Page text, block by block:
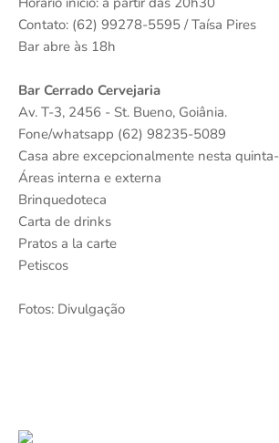
Contato: (62) 99278-5595 / Taísa Pires
Bar abre às 18h
Bar Cerrado Cervejaria
Av. T-3, 2456 - St. Bueno, Goiânia.
Fone/whatsapp (62) 98235-5089
Casa abre excepcionalmente nesta
Áreas interna e externa
Brinquedoteca
Carta de drinks
Pratos a la carte
Petiscos
Fotos: Divulgação